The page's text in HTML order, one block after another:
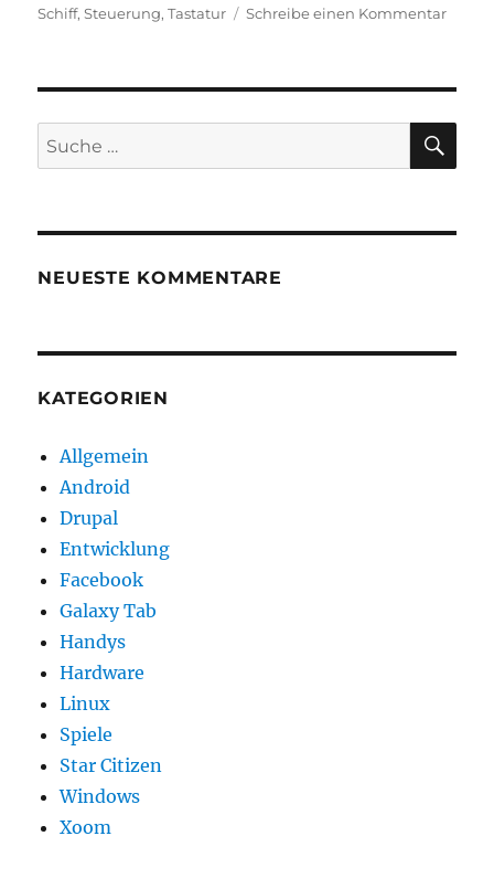
am
Schiff,Steuerung,Tastatur Schreibe einen Kommentarzu
Suche
nach:
NEUESTE KOMMENTARE
KATEGORIEN
Allgemein
Android
Drupal
Entwicklung
Facebook
Galaxy Tab
Handys
Hardware
Linux
Spiele
Star Citizen
Windows
Xoom